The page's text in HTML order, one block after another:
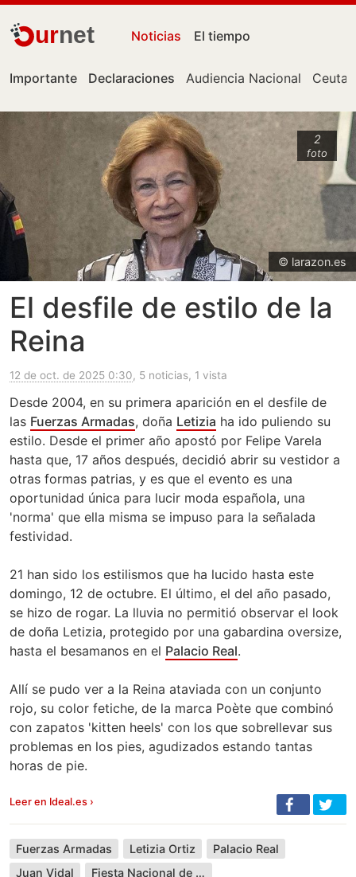
urnet Noticias El tiempo
Importante Declaraciones Audiencia Nacional Ceuta
2
foto
© larazon.es
El desfile de estilo de la
Reina
12 de oct. de 2025 0:30, 5 noticias, 1 vista
Desde 2004, en su primera aparición en el desfile de
las Fuerzas Armadas, doña Letizia ha ido puliendo su
estilo. Desde el primer año apostó por Felipe Varela
hasta que, 17 años después, decidió abrir su vestidor a
otras formas patrias, y es que el evento es una
oportunidad única para lucir moda española, una
'norma' que ella misma se impuso para la señalada
festividad.
21 han sido los estilismos que ha lucido hasta este
domingo, 12 de octubre. El último, el del año pasado,
se hizo de rogar. La lluvia no permitió observar el look
de doña Letizia, protegido por una gabardina oversize,
hasta el besamanos en el Palacio Real.
Allí se pudo ver a la Reina ataviada con un conjunto
rojo, su color fetiche, de la marca Poète que combinó
con zapatos 'kitten heels' con los que sobrellevar sus
problemas en los pies, agudizados estando tantas
horas de pie.
Leer en Ideal.es ›
Fuerzas Armadas Letizia Ortiz
Palacio Real
Juan Vidal
Fiesta Nacional de España